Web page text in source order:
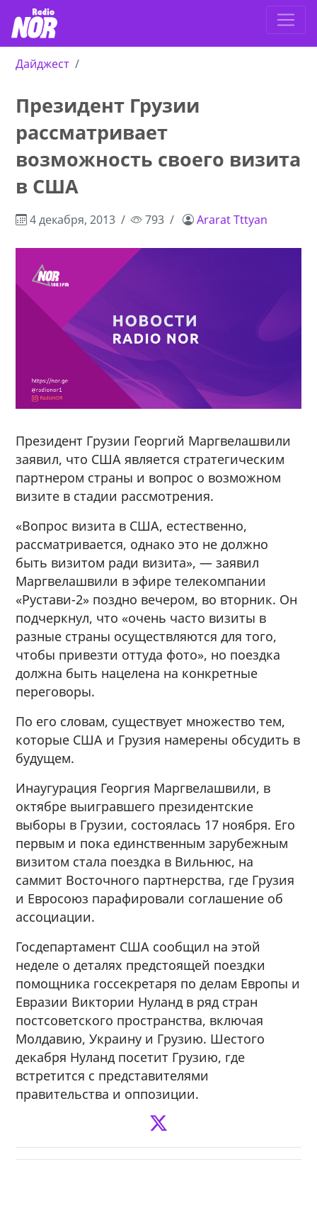
Дайджест
Президент Грузии
рассматривает
возможность своего визита
в США
4 декабря, 2013 793 Ararat Tttyan
Президент Грузии Георгий Маргвелашвили
заявил, что США является стратегическим
партнером страны и вопрос о возможном
визите в стадии рассмотрения.
«Вопрос визита в США, естественно,
рассматривается, однако это не должно
быть визитом ради визита», — заявил
Маргвелашвили в эфире телекомпании
«Рустави-2» поздно вечером, во вторник. Он
подчеркнул, что «очень часто визиты в
разные страны осуществляются для того,
чтобы привезти оттуда фото», но поездка
должна быть нацелена на конкретные
переговоры.
По его словам, существует множество тем,
которые США и Грузия намерены обсудить в
будущем.
Инаугурация Георгия Маргвелашвили, в
октябре выигравшего президентские
выборы в Грузии, состоялась 17 ноября. Его
первым и пока единственным зарубежным
визитом стала поездка в Вильнюс, на
саммит Восточного партнерства, где Грузия
и Евросоюз парафировали соглашение об
ассоциации.
Госдепартамент США сообщил на этой
неделе о деталях предстоящей поездки
помощника госсекретаря по делам Европы и
Евразии Виктории Нуланд в ряд стран
постсоветского пространства, включая
Молдавию, Украину и Грузию. Шестого
декабря Нуланд посетит Грузию, где
встретится с представителями
правительства и оппозиции.